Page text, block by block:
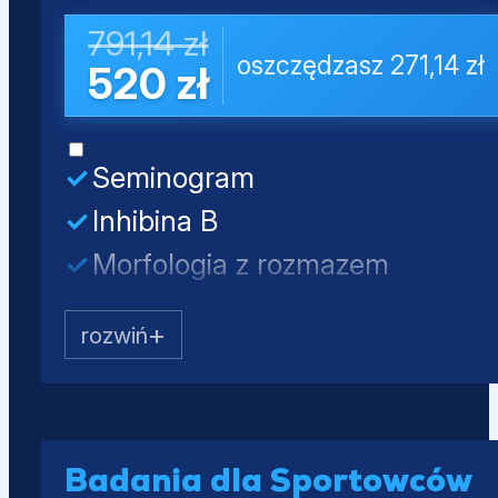
Próby wątrobowe (ALT, AST,
Lipidogram (CHOL, HDL, nie-
Glukoza
791,14 zł
520 zł oszczędzasz 271,14 zł
Seminogram
Inhibina B
Morfologia z rozmazem
Testosteron całkowity
LH
FSH
PSA całkowity
Mocz - badanie ogólne
Badania dla Sportowców